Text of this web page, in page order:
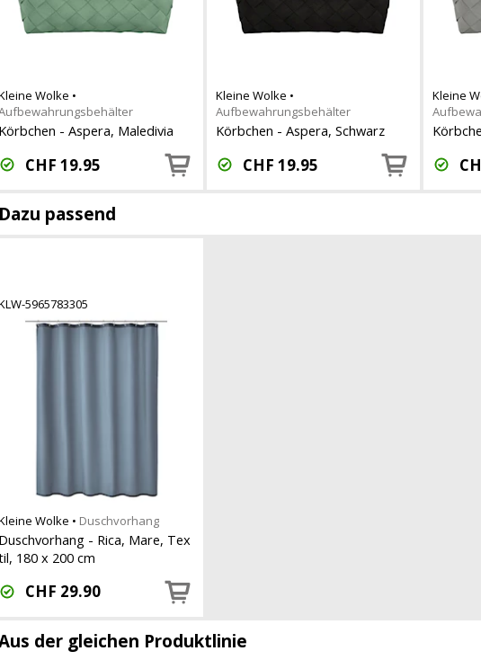
Wolke •
- Aspera, Maledivia
CHF 19.95
Kleine Wolke •
Aufbewahrungsbehälter
Körbchen - Aspera, Schwarz
CHF 19.95
Kleine
passend
5965783305
Wolke • Duschvorhang
- Rica, Mare, Tex
180 x 200 cm
CHF 29.90
der gleichen Produktlinie